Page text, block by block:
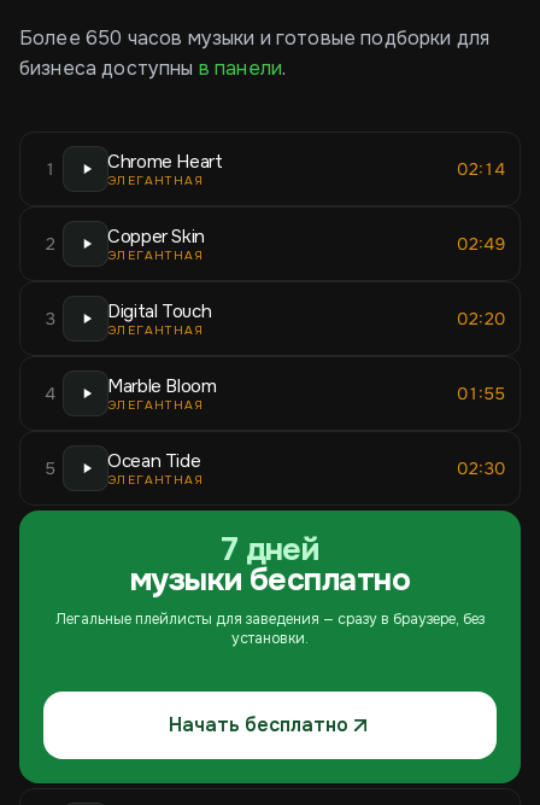
Более 650 часов музыки и готовые подборки для
бизнеса доступны в панели.
1 Chrome Heart
ЭЛЕГАНТНАЯ
02:14
2 Copper Skin
ЭЛЕГАНТНАЯ
02:49
3 Digital Touch
ЭЛЕГАНТНАЯ
02:20
4 Marble Bloom
ЭЛЕГАНТНАЯ
01:55
5 Ocean Tide
ЭЛЕГАНТНАЯ
02:30
7 дней
музыки бесплатно
Легальные плейлисты для заведения — сразу в браузере, без
установки.
Начать бесплатно